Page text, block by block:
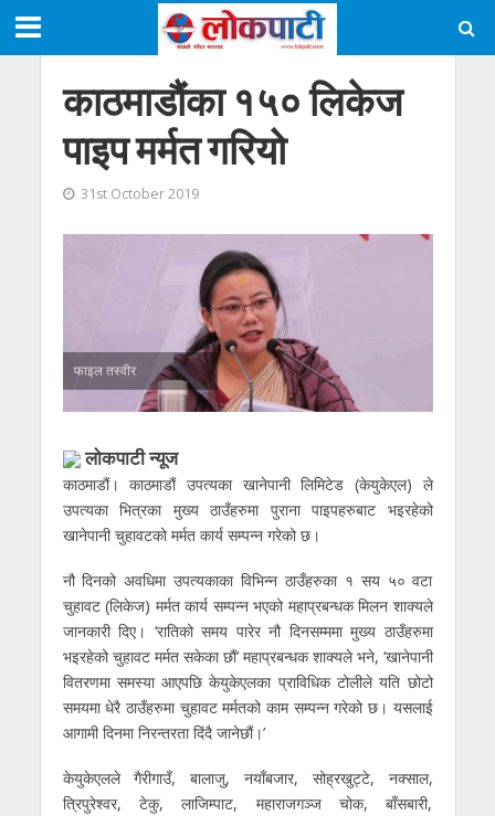
काठमाडौंका १५० लिकेज
पाइप मर्मत गरियो
31st October 2019
फाइल तस्वीर
लाेकपाटी न्यूज
काठमाडौं। काठमाडौं उपत्यका खानेपानी लिमिटेड (केयुकेएल) ले
उपत्यका भित्रका मुख्य ठाउँहरुमा पुराना पाइपहरुबाट भइरहेको
खानेपानी चुहावटको मर्मत कार्य सम्पन्न गरेको छ।
नौ दिनको अवधिमा उपत्यकाका विभिन्न ठाउँहरुका १ सय ५० वटा
चुहावट (लिकेज) मर्मत कार्य सम्पन्न भएको महाप्रबन्धक मिलन शाक्यले
जानकारी दिए। ‘रातिको समय पारेर नौ दिनसम्ममा मुख्य ठाउँहरुमा
भइरहेको चुहावट मर्मत सकेका छौं’ महाप्रबन्धक शाक्यले भने, ‘खानेपानी
वितरणमा समस्या आएपछि केयुकेएलका प्राविधिक टोलीले यति छोटो
समयमा धेरै ठाउँहरुमा चुहावट मर्मतको काम सम्पन्न गरेको छ। यसलाई
आगामी दिनमा निरन्तरता दिंदै जानेछौं।’
केयुकेएलले गैरीगाउँ, बालाजु, नयाँबजार, सोह्रखुट्टे, नक्साल,
त्रिपुरेश्वर, टेकु, लाजिम्पाट, महाराजगञ्ज चोक, बाँसबारी,